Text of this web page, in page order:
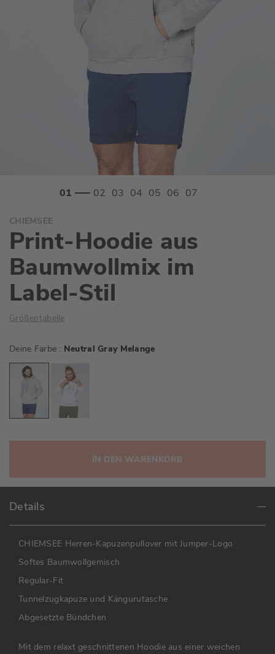
Anfang
der
Bildgalerie
springen
CHIEMSEE
Print-Hoodie aus
Baumwollmix im
Label-Stil
Größentabelle
Deine Farbe Neutral Gray Melange
IN DEN WARENKORB
Details
CHIEMSEE Herren-Kapuzenpullover mit Jumper-Logo
Softes Baumwollgemisch
Regular-Fit
Tunnelzugkapuze und Kängurutasche
Abgesetzte Bündchen
Mit dem relaxt geschnittenen Hoodie aus einer weichen